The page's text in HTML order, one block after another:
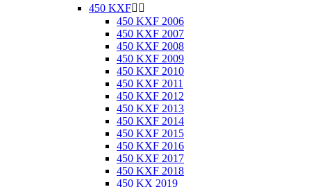
450 KXF 
450 KXF 2006
450 KXF 2007
450 KXF 2008
450 KXF 2009
450 KXF 2010
450 KXF 2011
450 KXF 2012
450 KXF 2013
450 KXF 2014
450 KXF 2015
450 KXF 2016
450 KXF 2017
450 KXF 2018
450 KX 2019